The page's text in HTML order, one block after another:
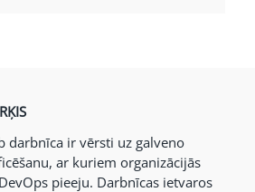
darbnīca ir vērsti uz galveno
ar kuriem organizācijās
pieeju. Darbnīcas ietvaros